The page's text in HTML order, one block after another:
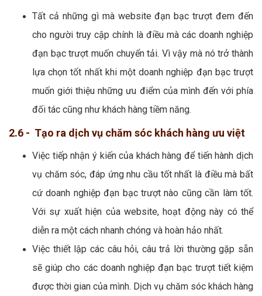
Tất cả những gì mà website đạn bạc trượt đem đến
cho người truy cập chính là điều mà các doanh nghiệp
đạn bạc trượt muốn chuyển tải. Vì vậy mà nó trở thành
lựa chọn tốt nhất khi một doanh nghiệp đạn bạc trượt
muốn giới thiệu những ưu điểm của mình đến với phía
đối tác cũng như khách hàng tiềm năng.
2.6 - Tạo ra dịch vụ chăm sóc khách hàng ưu việt
Việc tiếp nhận ý kiến của khách hàng để tiến hành dịch
vụ chăm sóc, đáp ứng nhu cầu tốt nhất là điều mà bất
cứ doanh nghiệp đạn bạc trượt nào cũng cần làm tốt.
Với sự xuất hiện của website, hoạt động này có thể
diễn ra một cách nhanh chóng và hoàn hảo nhất.
Việc thiết lập các câu hỏi, câu trả lời thường gặp sẵn
sẽ giúp cho các doanh nghiệp đạn bạc trượt tiết kiệm
được thời gian của mình. Dịch vụ chăm sóc khách hàng